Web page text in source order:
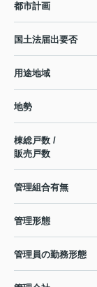
都市計画
国土法届出要否
用途地域
地勢
棟総戸数 /
販売戸数
管理組合有無
管理形態
管理員の勤務形態